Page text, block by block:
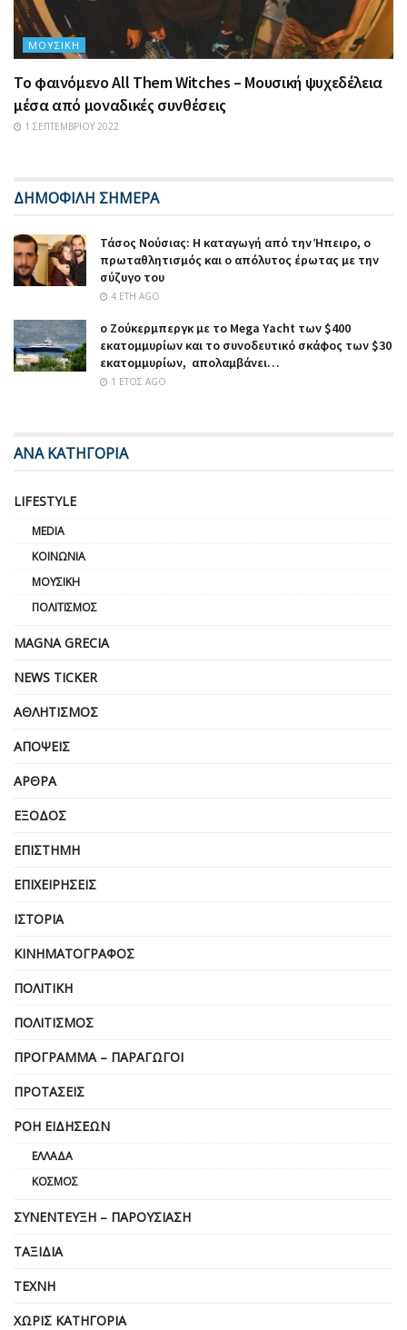
ΜΟΥΣΙΚΉ
Το φαινόμενο All Them Witches – Μουσική ψυχεδέλεια
μέσα από μοναδικές συνθέσεις
1 ΣΕΠΤΕΜΒΡΊΟΥ 2022
ΔΗΜΟΦΙΛΗ ΣΗΜΕΡΑ
Τάσος Νούσιας: Η καταγωγή από την Ήπειρο, ο
πρωταθλητισμός και ο απόλυτος έρωτας με την
σύζυγο του
4 ΈΤΗ AGO
ο Ζούκερμπεργκ με το Μega Υacht των $400
εκατομμυρίων και το συνοδευτικό σκάφος των $30
εκατομμυρίων, απολαμβάνει…
1 ΈΤΟΣ AGO
ΑΝΑ ΚΑΤΗΓΟΡΙΑ
LIFESTYLE
MEDIA
ΚΟΙΝΩΝΊΑ
ΜΟΥΣΙΚΉ
ΠΟΛΙΤΙΣΜΌΣ
MAGNA GRECIA
NEWS TICKER
ΑΘΛΗΤΙΣΜΌΣ
ΑΠΌΨΕΙΣ
ΆΡΘΡΑ
ΈΞΟΔΟΣ
ΕΠΙΣΤΉΜΗ
ΕΠΙΧΕΙΡΗΣΕΙΣ
ΙΣΤΟΡΊΑ
ΚΙΝΗΜΑΤΟΓΡΆΦΟΣ
ΠΟΛΙΤΙΚΉ
ΠΟΛΙΤΙΣΜΌΣ
ΠΡΌΓΡΑΜΜΑ – ΠΑΡΑΓΩΓΟΊ
ΠΡΟΤΆΣΕΙΣ
ΡΟΉ ΕΙΔΉΣΕΩΝ
ΕΛΛΆΔΑ
ΚΌΣΜΟΣ
ΣΥΝΈΝΤΕΥΞΗ – ΠΑΡΟΥΣΊΑΣΗ
ΤΑΞΊΔΙΑ
ΤΈΧΝΗ
ΧΩΡΊΣ ΚΑΤΗΓΟΡΊΑ